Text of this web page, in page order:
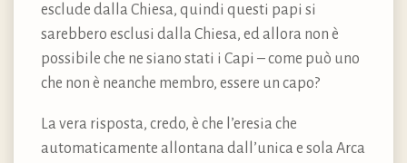
esclude dalla Chiesa, quindi questi papi si
sarebbero esclusi dalla Chiesa, ed allora non è
possibile che ne siano stati i Capi – come può uno
che non è neanche membro, essere un capo?
La vera risposta, credo, è che l’eresia che
automaticamente allontana dall’unica e sola Arca